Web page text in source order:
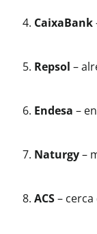
CaixaBank
Repsol –
Endesa –
Naturgy–
ACS–